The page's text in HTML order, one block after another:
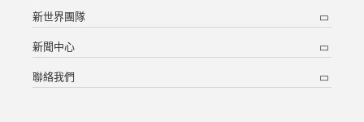
新世界團隊
新聞中心
聯絡我們